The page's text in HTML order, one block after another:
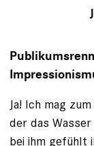
Ja! Ich mag
der das
bei ihm gefühlt